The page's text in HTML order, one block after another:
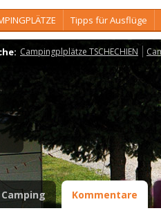
Tipps für Ausflüge
Campingplplätze TSCHECHIEN
Camping Kommentare